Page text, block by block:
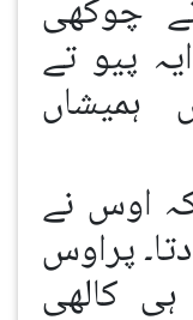
چوکھی
پیو تے
اوس نے
پراوس
کالھی